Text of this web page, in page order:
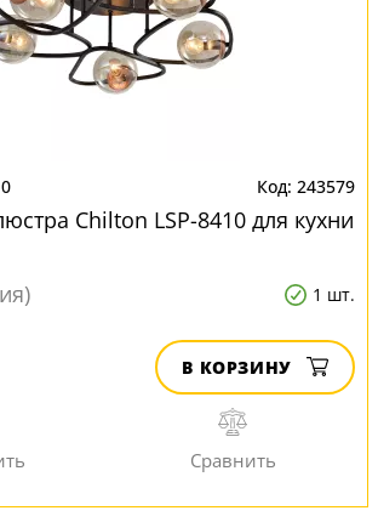
243579
Chilton LSP-8410 для кухни
1 шт.
В КОРЗИНУ